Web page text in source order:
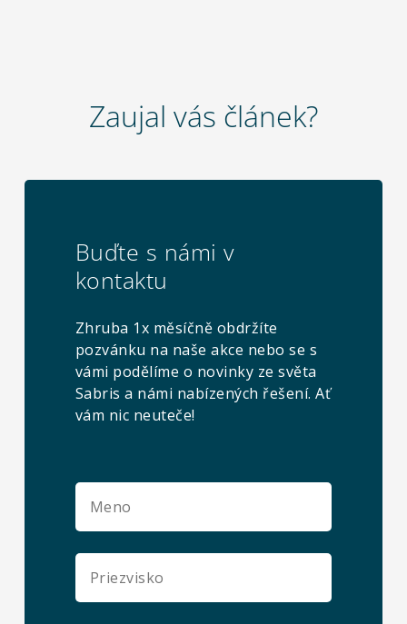
Zaujal vás článek?
Buďte s námi v
kontaktu
Zhruba 1x měsíčně obdržíte
pozvánku na naše akce nebo se s
vámi podělíme o novinky ze světa
Sabris a námi nabízených řešení. Ať
vám nic neuteče!